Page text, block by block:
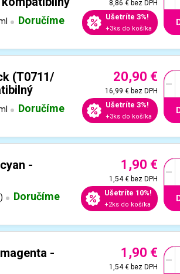
Doručíme
8,86 €bez DPH
Ušetríte 3%!
+3ks do košíka
(T0711/
Doručíme
20,90 €
16,99 €bez DPH
Ušetríte 3%!
+3ks do košíka
-
-
Doručíme
1,90 €
1,54 €bez DPH
Ušetríte 10%!
+2ks do košíka
-
-
1,90 €
1,54 €bez DPH -